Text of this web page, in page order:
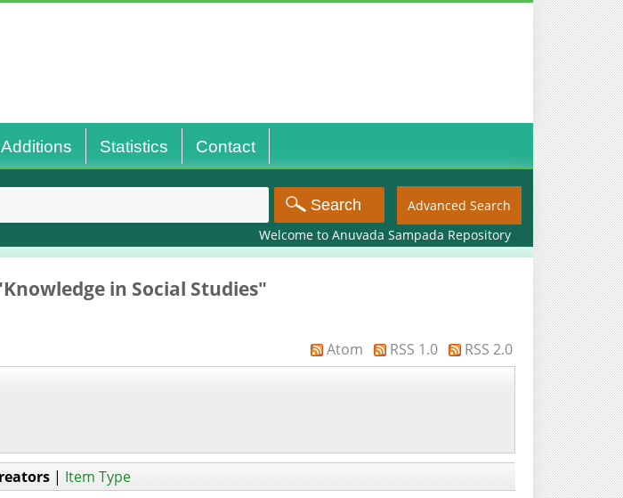
Statistics Contact
Advanced Search
Welcome to Anuvada Sampada Repository
in Social Studies"
Atom RSS 1.0 RSS 2.0
| Item Type